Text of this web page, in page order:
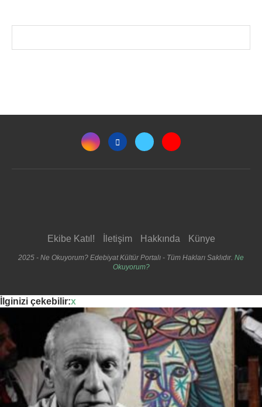
Ekibe Katıl! İletişim Hakkında Künye
2025 - Ne Okuyorum? Edebiyat Kültür Portalı - Tüm Hakları Saklıdır. Ne
Okuyorum?
İlginizi çekebilir:x